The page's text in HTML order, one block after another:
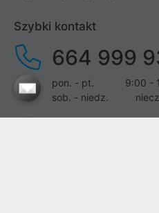
Szybki kontakt
664 999
pon. - pt.
9:00 -
sob. - niedz.